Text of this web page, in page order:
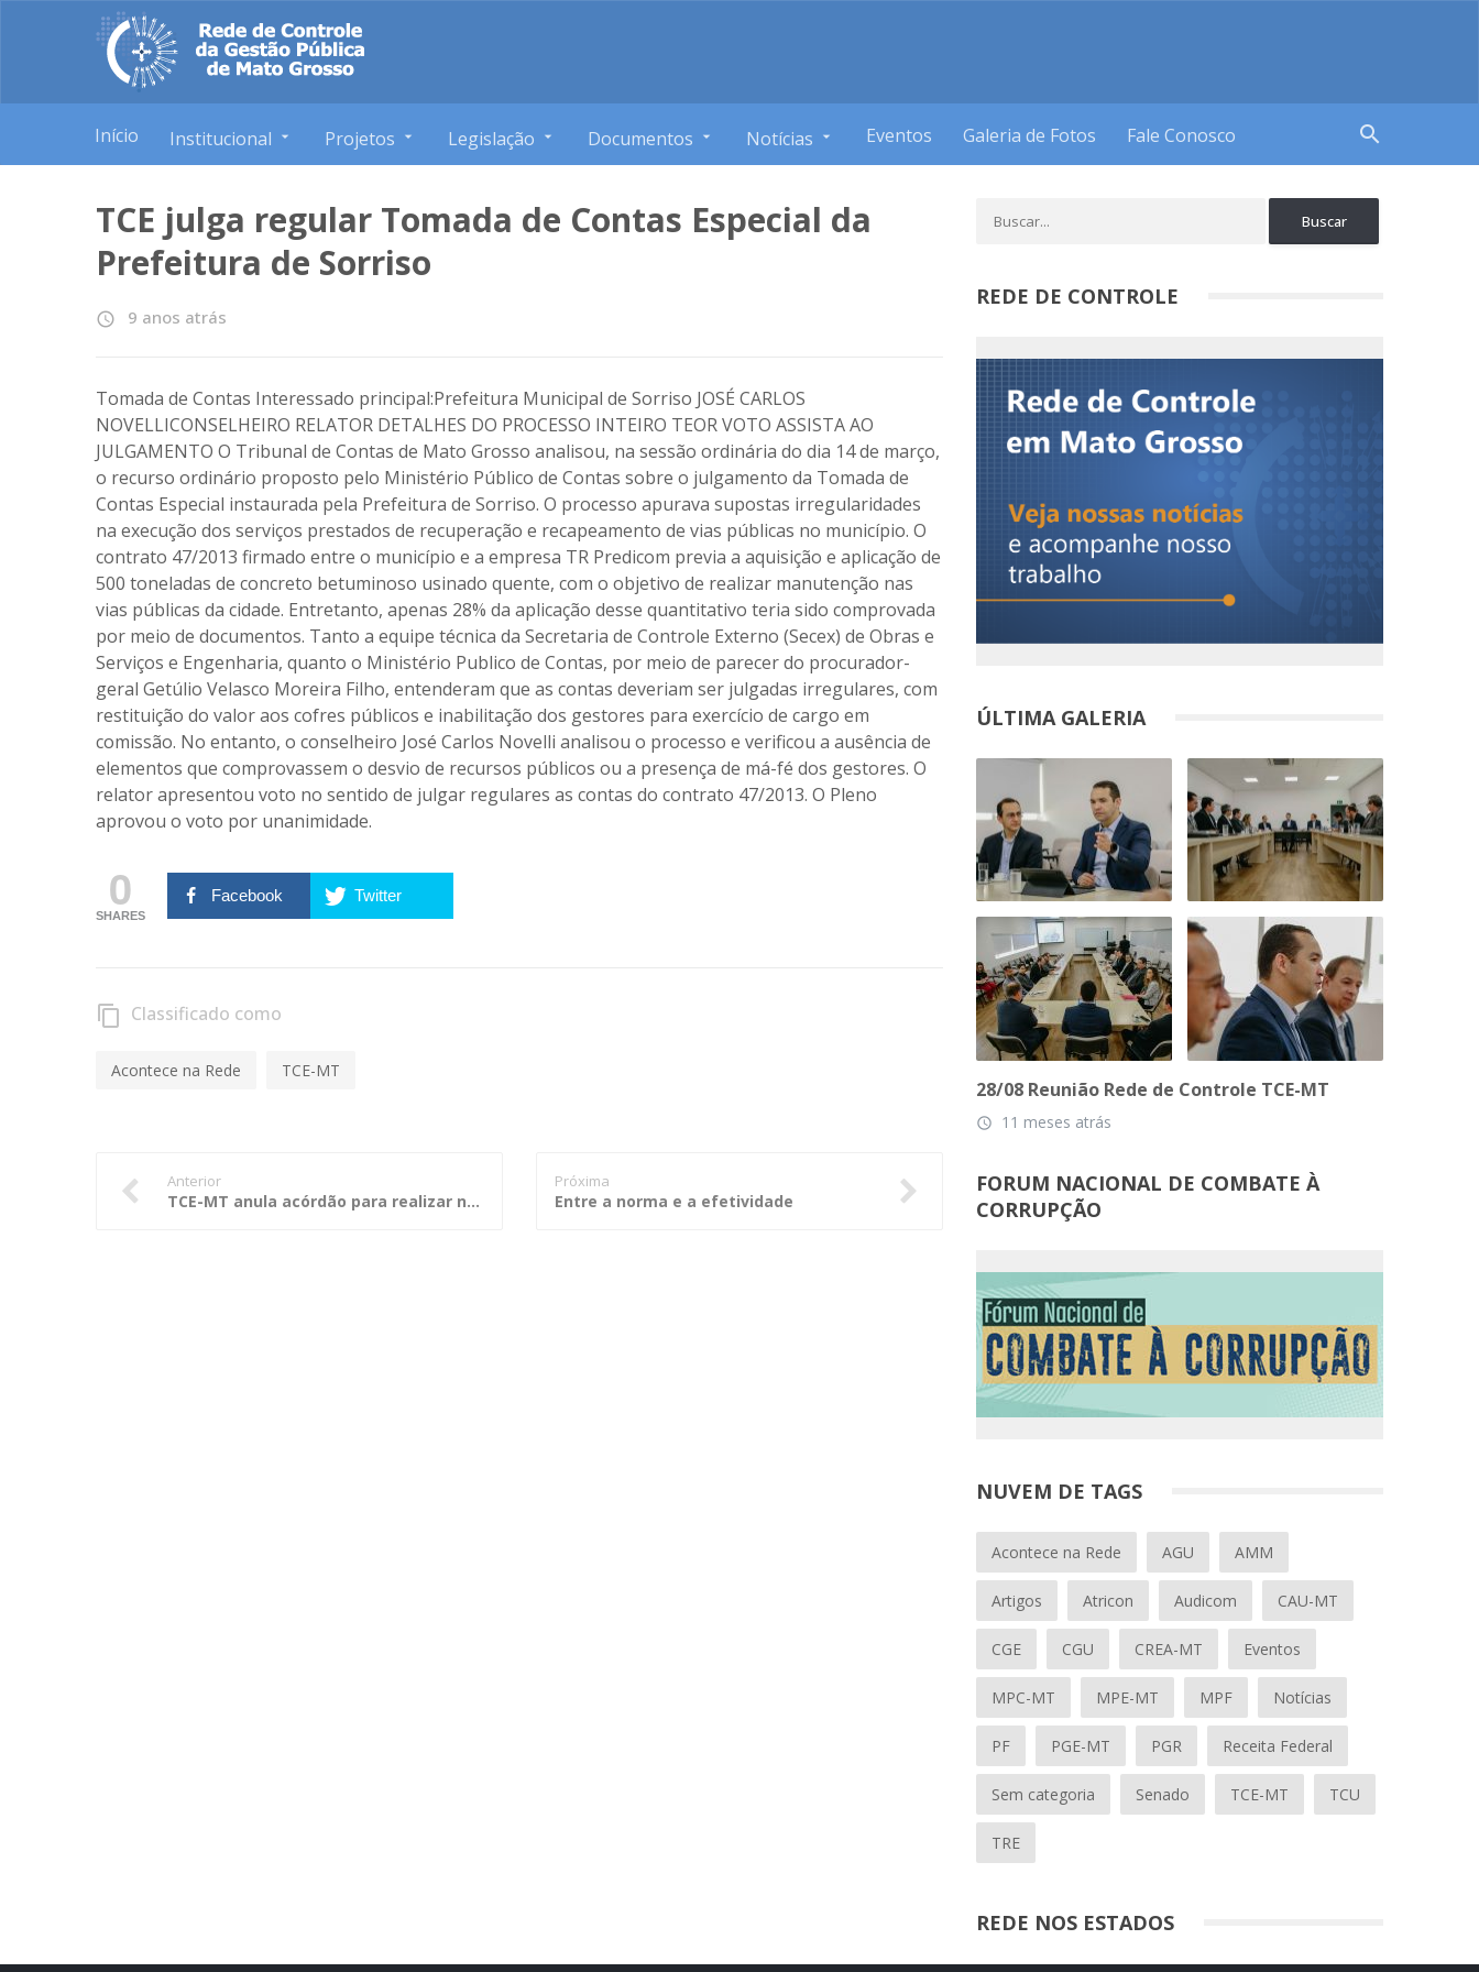
Início Institucional Projetos Legislação Documentos Notícias Eventos Galeria de Fotos Fale Conosco search
TCE julga regular Tomada de Contas Especial da
Prefeitura de Sorriso
access_time 9 anos atrás
Tomada de Contas Interessado principal:Prefeitura Municipal de Sorriso JOSÉ CARLOS
NOVELLICONSELHEIRO RELATOR DETALHES DO PROCESSO INTEIRO TEOR VOTO ASSISTA AO
JULGAMENTO O Tribunal de Contas de Mato Grosso analisou, na sessão ordinária do dia 14 de março,
o recurso ordinário proposto pelo Ministério Público de Contas sobre o julgamento da Tomada de
Contas Especial instaurada pela Prefeitura de Sorriso. O processo apurava supostas irregularidades
na execução dos serviços prestados de recuperação e recapeamento de vias públicas no município. O
contrato 47/2013 firmado entre o município e a empresa TR Predicom previa a aquisição e aplicação de
500 toneladas de concreto betuminoso usinado quente, com o objetivo de realizar manutenção nas
vias públicas da cidade. Entretanto, apenas 28% da aplicação desse quantitativo teria sido comprovada
por meio de documentos. Tanto a equipe técnica da Secretaria de Controle Externo (Secex) de Obras e
Serviços e Engenharia, quanto o Ministério Publico de Contas, por meio de parecer do procurador-
geral Getúlio Velasco Moreira Filho, entenderam que as contas deveriam ser julgadas irregulares, com
restituição do valor aos cofres públicos e inabilitação dos gestores para exercício de cargo em
comissão. No entanto, o conselheiro José Carlos Novelli analisou o processo e verificou a ausência de
elementos que comprovassem o desvio de recursos públicos ou a presença de má-fé dos gestores. O
relator apresentou voto no sentido de julgar regulares as contas do contrato 47/2013. O Pleno
aprovou o voto por unanimidade.
0
SHARES
Facebook Twitter
content_copy Classificado como
Acontece na Rede TCE-MT
Anterior
TCE-MT anula acórdão para realizar nova apreciação de mérito
Próxima
Entre a norma e a efetividade
REDE DE CONTROLE
ÚLTIMA GALERIA
28/08 Reunião Rede de Controle TCE-MT
access_time 11 meses atrás
FORUM NACIONAL DE COMBATE À
CORRUPÇÃO
NUVEM DE TAGS
Acontece na Rede AGU AMM
Artigos Atricon Audicom CAU-MT
CGE CGU CREA-MT Eventos
MPC-MT MPE-MT MPF Notícias
PF PGE-MT PGR Receita Federal
Sem categoria Senado TCE-MT TCU
TRE
REDE NOS ESTADOS